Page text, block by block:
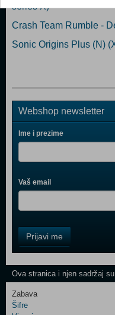
series X)
Crash Team Rumble -
Sonic Origins Plus (N)
Webshop newsletter
Ime i prezime
Vaš email
Field
One
Control
Prijavi me
Ova stranica i njen sadržaj
Zabava
Šifre